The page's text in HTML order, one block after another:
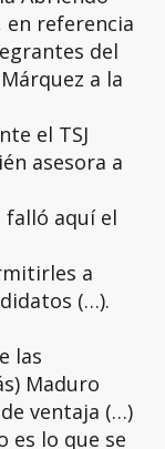
en referencia
del
a la
el TSJ
asesora a
falló aquí el
a
(…).
las
Maduro
ventaja (…)
es lo que se